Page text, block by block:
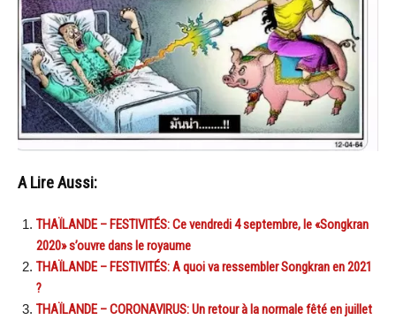
A Lire Aussi:
THAÏLANDE – FESTIVITÉS: Ce vendredi 4 septembre, le «Songkran
2020» s’ouvre dans le royaume
THAÏLANDE – FESTIVITÉS: A quoi va ressembler Songkran en 2021
?
THAÏLANDE – CORONAVIRUS: Un retour à la normale fêté en juillet